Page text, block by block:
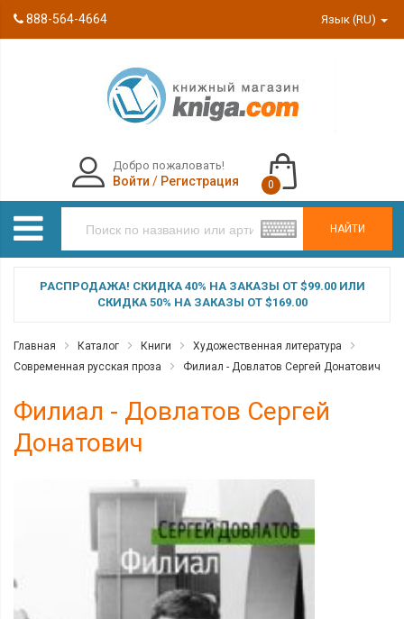
888-564-4664 Язык (RU)
НАЙТИ
Добро пожаловать!
Войти / Регистрация 0
РАСПРОДАЖА! СКИДКА 40% НА ЗАКАЗЫ ОТ $99.00 ИЛИ
СКИДКА 50% НА ЗАКАЗЫ ОТ $169.00
Главная Каталог Книги
Художественная литература
Современная русская проза
Филиал - Довлатов Сергей Донатович
Филиал - Довлатов Сергей
Донатович